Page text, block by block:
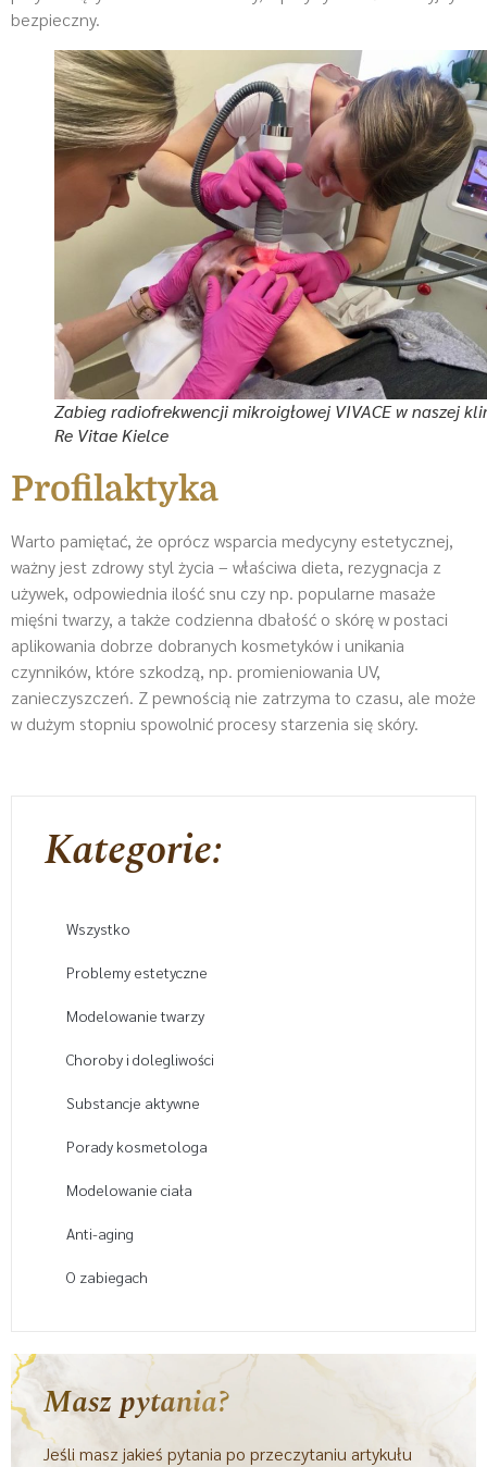
bezpieczny.
Zabieg radiofrekwencji mikroigłowej VIVACE w naszej
Re Vitae Kielce
Profilaktyka
Warto pamiętać, że oprócz wsparcia medycyny estetycznej,
ważny jest zdrowy styl życia – właściwa dieta, rezygnacja z
używek, odpowiednia ilość snu czy np. popularne masaże
mięśni twarzy, a także codzienna dbałość o skórę w postaci
aplikowania dobrze dobranych kosmetyków i unikania
czynników, które szkodzą, np. promieniowania UV,
zanieczyszczeń. Z pewnością nie zatrzyma to czasu, ale może
w dużym stopniu spowolnić procesy starzenia się skóry.
Kategorie:
Wszystko
Problemy estetyczne
Modelowanie twarzy
Choroby i dolegliwości
Substancje aktywne
Porady kosmetologa
Modelowanie ciała
Anti-aging
O zabiegach
Masz pytania?
Jeśli masz jakieś pytania po przeczytaniu artykułu